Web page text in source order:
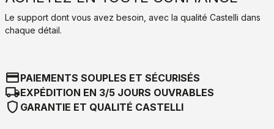
Le support dont vous avez besoin, avec la qualité Castelli dans
chaque détail.
credit_cardPAIEMENTS SOUPLES ET SÉCURISÉS
local_shippingEXPÉDITION EN 3/5 JOURS OUVRABLES
shield GARANTIE ET QUALITÉ CASTELLI